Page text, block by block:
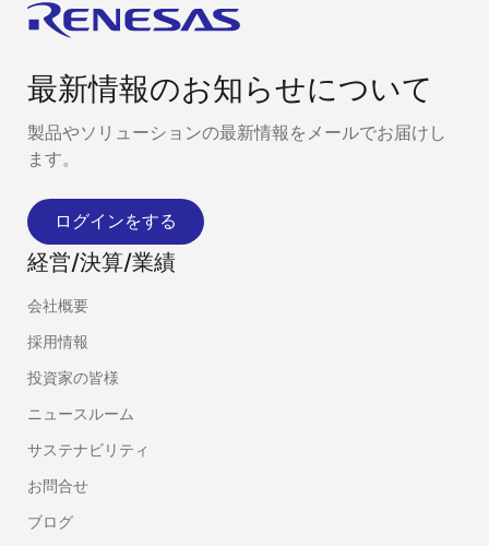
最新情報のお知らせについて
製品やソリューションの最新情報をメールでお届けし
ます。
ログインをする
経営/決算/業績
会社概要
採用情報
投資家の皆様
ニュースルーム
サステナビリティ
お問合せ
ブログ